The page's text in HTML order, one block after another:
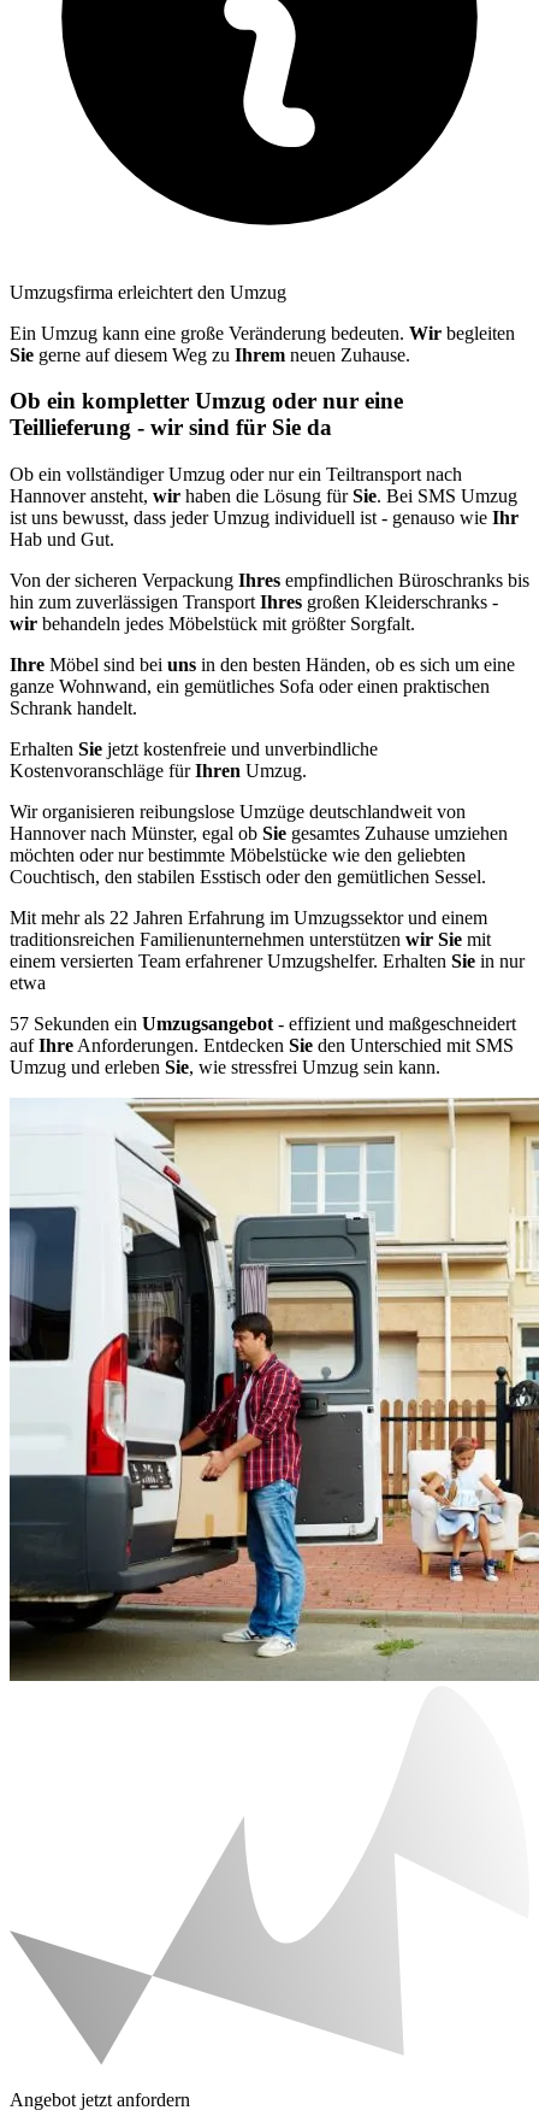
Umzugsfirma erleichtert den Umzug
Ein Umzug kann eine große Veränderung bedeuten. Wir begleiten
Sie gerne auf diesem Weg zu Ihrem neuen Zuhause.
Ob ein kompletter Umzug oder nur eine
Teillieferung - wir sind für Sie da
Ob ein vollständiger Umzug oder nur ein Teiltransport nach
Hannover ansteht, wir haben die Lösung fürSie. Bei SMS Umzug
ist uns bewusst, dass jeder Umzug individuell ist - genauso wie Ihr
Hab und Gut.
Von der sicheren Verpackung Ihres empfindlichen Büroschranks bis
hin zum zuverlässigen Transport Ihres großen Kleiderschranks -
wir behandeln jedes Möbelstück mit größter Sorgfalt.
Ihre Möbel sind bei uns in den besten Händen, ob es sich um eine
ganze Wohnwand, ein gemütliches Sofa oder einen praktischen
Schrank handelt.
Erhalten Sie jetzt kostenfreie und unverbindliche
Kostenvoranschläge fürIhren Umzug.
Wir organisieren reibungslose Umzüge deutschlandweit von
Hannover nach Münster, egal ob Sie gesamtes Zuhause umziehen
möchten oder nur bestimmte Möbelstücke wie den geliebten
Couchtisch, den stabilen Esstisch oder den gemütlichen Sessel.
Mit mehr als 22 Jahren Erfahrung im Umzugssektor und einem
traditionsreichen Familienunternehmen unterstützen wir Sie mit
einem versierten Team erfahrener Umzugshelfer. Erhalten Sie in nur
etwa
57 Sekunden ein Umzugsangebot - effizient und maßgeschneidert
aufIhre Anforderungen. Entdecken Sie den Unterschied mit SMS
Umzug und erleben Sie, wie stressfrei Umzug sein kann.
Angebot jetzt anfordern